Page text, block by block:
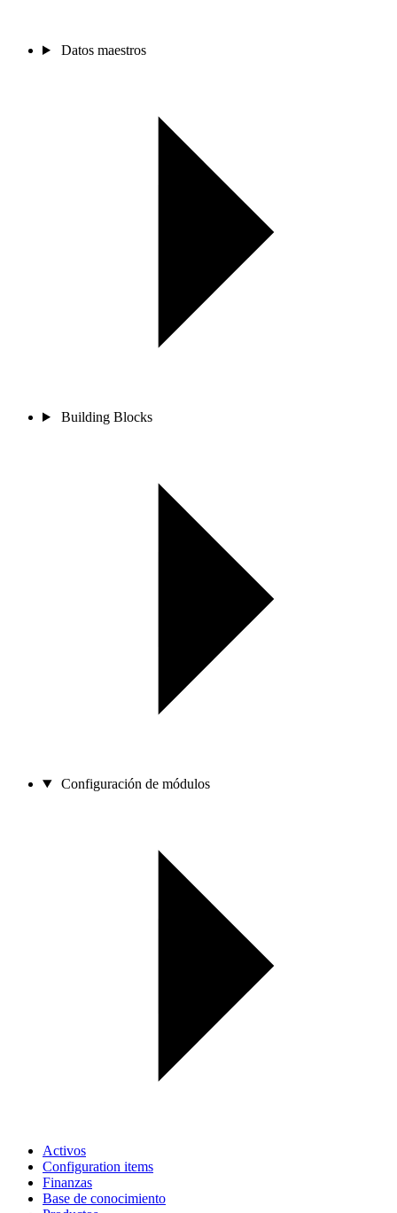
Datos maestros
Building Blocks
Configuración de módulos
Activos
Configuration items
Finanzas
Base de conocimiento